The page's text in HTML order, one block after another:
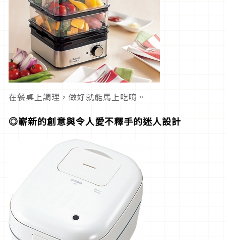
在餐桌上調理，做好就能馬上吃唷。
◎嶄新的創意與令人愛不釋手的迷人設計